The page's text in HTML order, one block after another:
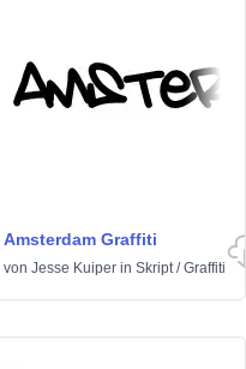
Amsterdam Graffiti
von Jesse Kuiper in Skript/Graffiti